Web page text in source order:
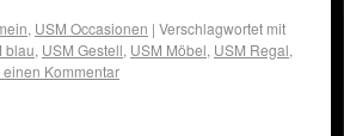
, USM Occasionen | Verschlagwortet mit
blau, USM Gestell, USM Möbel, USM Regal,
Kommentar